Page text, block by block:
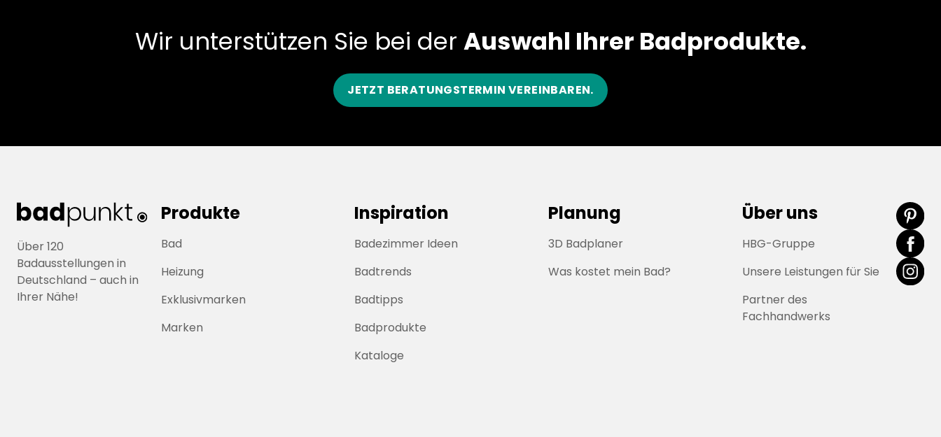
Wir unterstützen Sie bei der Auswahl Ihrer Badprodukte.
JETZT BERATUNGSTERMIN VEREINBAREN.
Über 120
Badausstellungen in
Deutschland – auch in
Ihrer Nähe!
Produkte
Bad
Heizung
Exklusivmarken
Marken
Inspiration
Badezimmer Ideen
Badtrends
Badtipps
Badprodukte
Kataloge
Planung
3D Badplaner
Was kostet mein Bad?
Über uns
HBG-Gruppe
Unsere Leistungen für Sie
Partner des
Fachhandwerks